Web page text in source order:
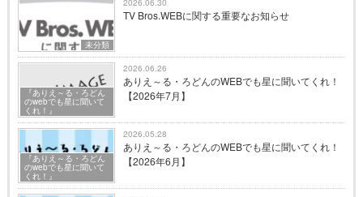
未分類
TV Bros.WEBに関する重要なお知らせ
『ありえ～る・ろどん
のwebでも星に聞いて
くれ！』
2026.06.26
ありえ～る・ろどんのWEBでも星に聞いてくれ！
【2026年7月】
『ありえ～る・ろどん
のwebでも星に聞いて
くれ！』
2026.05.28
ありえ～る・ろどんのWEBでも星に聞いてくれ！
【2026年6月】